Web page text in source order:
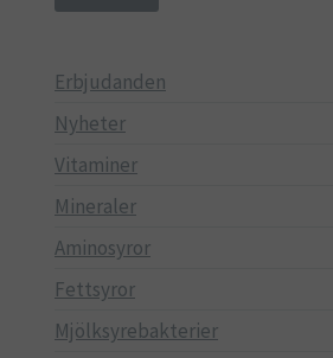
Erbjudanden
Nyheter
Vitaminer
Mineraler
Aminosyror
Fettsyror
Mjölksyrebakterier